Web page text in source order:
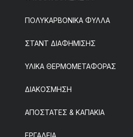
ΠΟΛΥΚΑΡΒΟΝΙΚΑ ΦΥΛΛΑ
ΣΤΑΝΤ ΔΙΑΦΗΜΙΣΗΣ
ΥΛΙΚΑ ΘΕΡΜΟΜΕΤΑΦΟΡΑΣ
ΔΙΑΚΟΣΜΗΣΗ
ΑΠΟΣΤΑΤΕΣ & ΚΑΠΑΚΙΑ